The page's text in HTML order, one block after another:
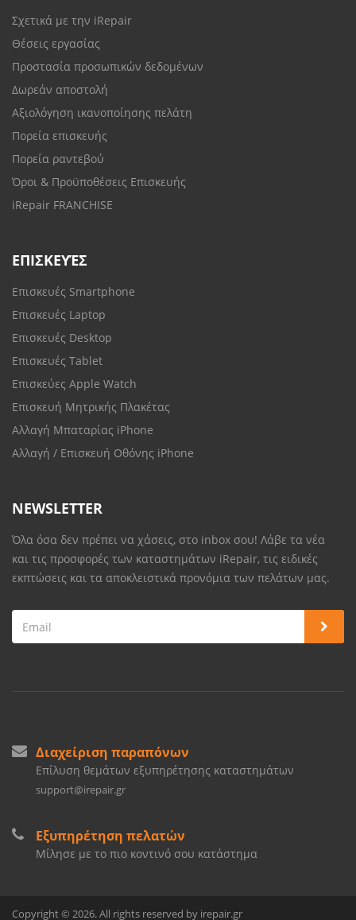
Σχετικά με την iRepair
Θέσεις εργασίας
Προστασία προσωπικών δεδομένων
Δωρεάν αποστολή
Αξιολόγηση ικανοποίησης πελάτη
Πορεία επισκευής
Πορεία ραντεβού
Όροι & Προϋποθέσεις Επισκευής
iRepair FRANCHISE
ΕΠΙΣΚΕΥΈΣ
Επισκευές Smartphone
Επισκευές Laptop
Επισκευές Desktop
Επισκευές Tablet
Επισκεύες Apple Watch
Επισκευή Μητρικής Πλακέτας
Αλλαγή Μπαταρίας iPhone
Αλλαγή / Επισκευή Οθόνης iPhone
NEWSLETTER
Όλα όσα δεν πρέπει να χάσεις, στο inbox σου! Λάβε τα νέα
και τις προσφορές των καταστημάτων iRepair, τις ειδικές
εκπτώσεις και τα αποκλειστικά προνόμια των πελάτων μας.
Διαχείριση παραπόνων
Επίλυση θεμάτων εξυπηρέτησης καταστημάτων
support@irepair.gr
Εξυπηρέτηση πελατών
Μίλησε με το πιο κοντινό σου κατάστημα
Copyright © 2026. All rights reserved by irepair.gr